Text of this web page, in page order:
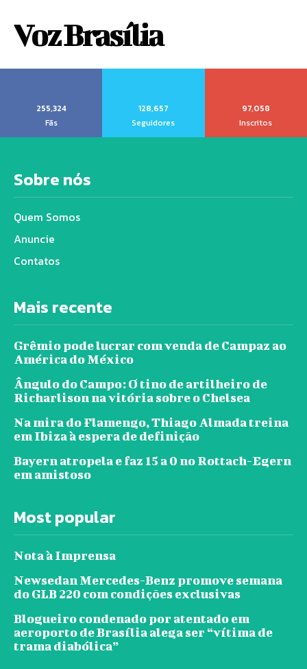
Voz Brasília
255,324
Fãs
128,657
Seguidores
97,058
Inscritos
Sobre nós
Quem Somos
Anuncie
Contatos
Mais recente
Grêmio pode lucrar com venda de Campaz ao
América do México
Ângulo do Campo: O tino de artilheiro de
Richarlison na vitória sobre o Chelsea
Na mira do Flamengo, Thiago Almada treina
em Ibiza à espera de definição
Bayern atropela e faz 15 a 0 no Rottach-Egern
em amistoso
Most popular
Nota à Imprensa
Newsedan Mercedes-Benz promove semana
do GLB 220 com condições exclusivas
Blogueiro condenado por atentado em
aeroporto de Brasília alega ser “vítima de
trama diabólica”